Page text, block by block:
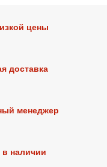
цены
доставка
менеджер
наличии